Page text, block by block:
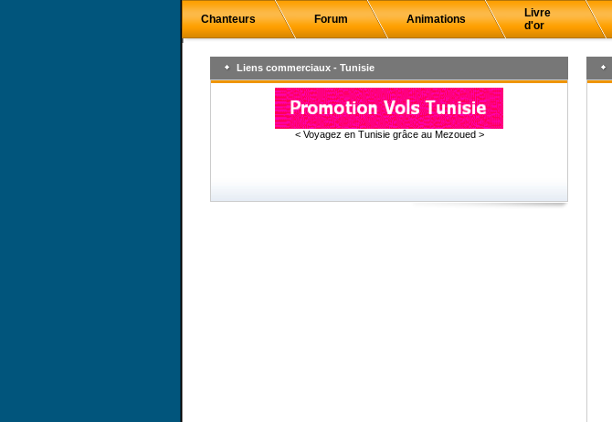
Chanteurs Forum Animations
Livre
d'or
Liens commerciaux - Tunisie
< Voyagez en Tunisie grâce au Mezoued >